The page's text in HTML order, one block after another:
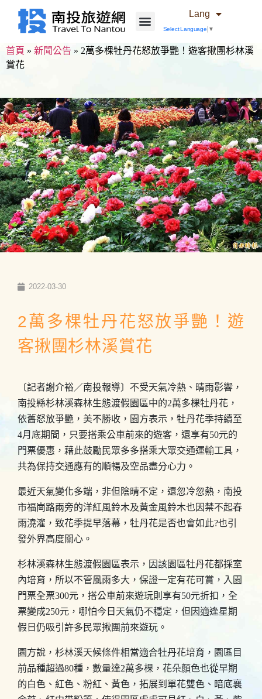
Lang
Select Language ▼
首頁 » 新聞公告 » 2萬多棵牡丹花怒放爭艷！遊客揪團杉林溪
賞花
2022-03-30
2萬多棵牡丹花怒放爭艷！遊
客揪團杉林溪賞花
〔記者謝介裕／南投報導〕不受天氣冷熱、晴雨影響，
南投縣杉林溪森林生態渡假園區中的2萬多棵牡丹花，
依舊怒放爭艷，美不勝收，園方表示，牡丹花季持續至
4月底期間，只要搭乘公車前來的遊客，還享有50元的
門票優惠，藉此鼓勵民眾多多搭乘大眾交通運輸工具，
共為保持交通應有的順暢及空品盡分心力。
最近天氣變化多端，非但陰晴不定，還忽冷忽熱，南投
市福崗路兩旁的洋紅風鈴木及黃金風鈴木也因禁不起春
雨澆灌，致花季提早落幕，牡丹花是否也會如此?也引
發外界高度關心。
杉林溪森林生態渡假園區表示，因該園區牡丹花都採室
內培育，所以不管風雨多大，保證一定有花可賞，入園
門票全票300元，搭公車前來遊玩則享有50元折扣，全
票變成250元，哪怕今日天氣仍不穩定，但因適逢星期
假日仍吸引許多民眾揪團前來遊玩。
園方說，杉林溪天候條件相當適合牡丹花培育，園區目
前品種超過80種，數量達2萬多棵，花朵顏色也從早期
的白色、紅色、粉紅、黃色，拓展到單花雙色、暗底襄